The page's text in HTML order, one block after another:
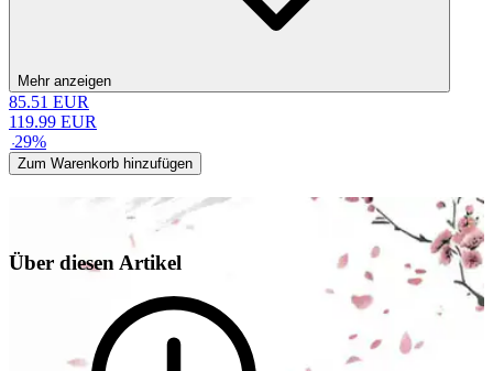
Mehr anzeigen
85.51 EUR
119.99 EUR
-29%
Zum Warenkorb hinzufügen
Über diesen Artikel